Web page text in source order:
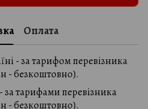
Оплата
- за тарифом перевізника
- безкоштовно).
за тарифами перевізника
- безкоштовно).